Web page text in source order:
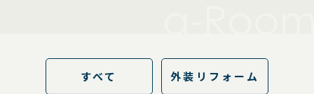
すべて 外装リフォーム